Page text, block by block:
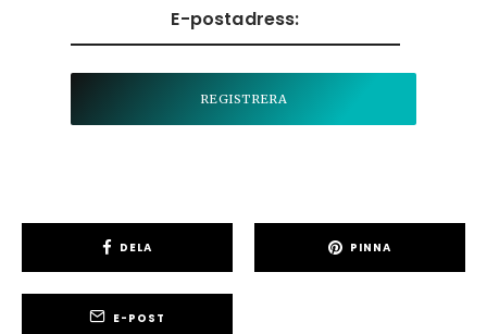
DELA PINNA
E-POST